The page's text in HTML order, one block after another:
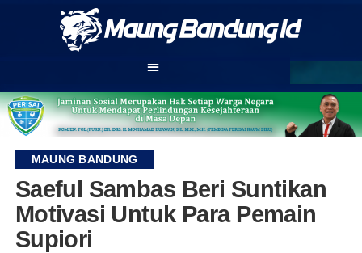
MAUNG BANDUNG
Saeful Sambas Beri Suntikan
Motivasi Untuk Para Pemain
Supiori